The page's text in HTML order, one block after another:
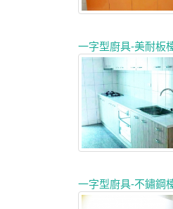
一字型廚具-美耐板
一字型廚具-不鏽鋼